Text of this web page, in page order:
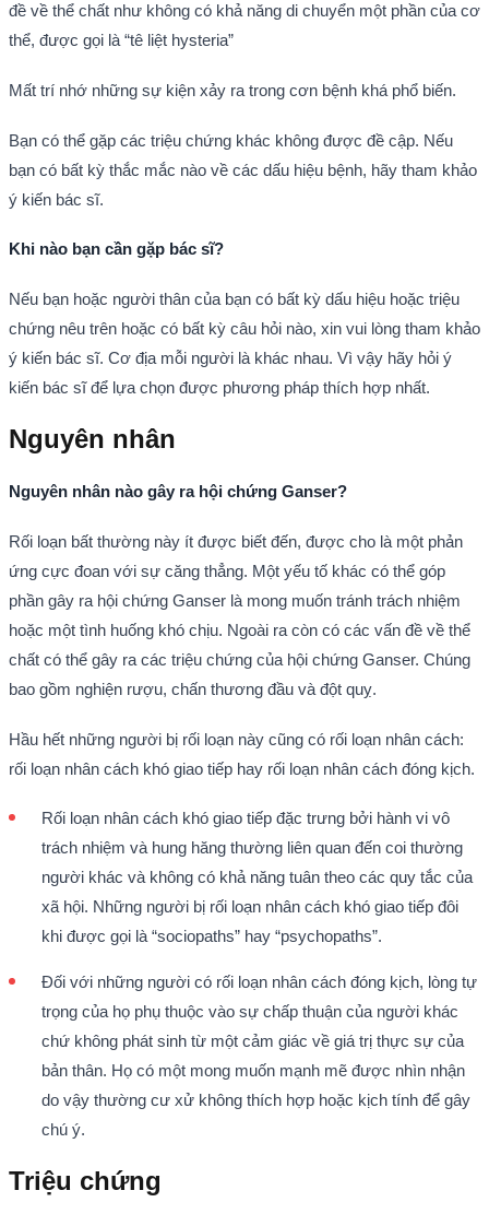
đề về thể chất như không có khả năng di chuyển một phần của cơ
thể, được gọi là “tê liệt hysteria”
Mất trí nhớ những sự kiện xảy ra trong cơn bệnh khá phổ biến.
Bạn có thể gặp các triệu chứng khác không được đề cập. Nếu
bạn có bất kỳ thắc mắc nào về các dấu hiệu bệnh, hãy tham khảo
ý kiến bác sĩ.
Khi nào bạn cần gặp bác sĩ?
Nếu bạn hoặc người thân của bạn có bất kỳ dấu hiệu hoặc triệu
chứng nêu trên hoặc có bất kỳ câu hỏi nào, xin vui lòng tham khảo
ý kiến bác sĩ. Cơ địa mỗi người là khác nhau. Vì vậy hãy hỏi ý
kiến bác sĩ để lựa chọn được phương pháp thích hợp nhất.
Nguyên nhân
Nguyên nhân nào gây ra hội chứng Ganser?
Rối loạn bất thường này ít được biết đến, được cho là một phản
ứng cực đoan với sự căng thẳng. Một yếu tố khác có thể góp
phần gây ra hội chứng Ganser là mong muốn tránh trách nhiệm
hoặc một tình huống khó chịu. Ngoài ra còn có các vấn đề về thể
chất có thể gây ra các triệu chứng của hội chứng Ganser. Chúng
bao gồm nghiện rượu, chấn thương đầu và đột quỵ.
Hầu hết những người bị rối loạn này cũng có rối loạn nhân cách:
rối loạn nhân cách khó giao tiếp hay rối loạn nhân cách đóng kịch.
Rối loạn nhân cách khó giao tiếp đặc trưng bởi hành vi vô
trách nhiệm và hung hăng thường liên quan đến coi thường
người khác và không có khả năng tuân theo các quy tắc của
xã hội. Những người bị rối loạn nhân cách khó giao tiếp đôi
khi được gọi là “sociopaths” hay “psychopaths”.
Đối với những người có rối loạn nhân cách đóng kịch, lòng tự
trọng của họ phụ thuộc vào sự chấp thuận của người khác
chứ không phát sinh từ một cảm giác về giá trị thực sự của
bản thân. Họ có một mong muốn mạnh mẽ được nhìn nhận
do vậy thường cư xử không thích hợp hoặc kịch tính để gây
chú ý.
Triệu chứng